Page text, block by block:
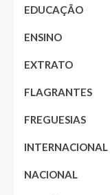
EDUCAÇÃO
ENSINO
EXTRATO
FLAGRANTES
FREGUESIAS
INTERNACIONAL
NACIONAL